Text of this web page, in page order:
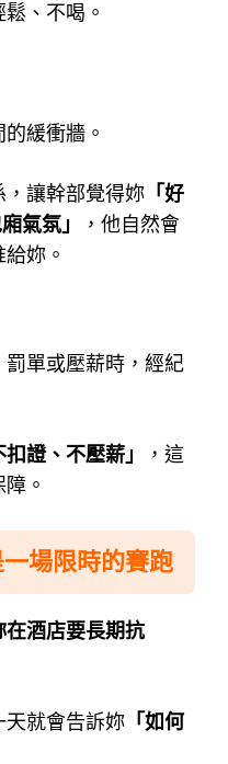
、不喝。
緩衝牆。
，讓幹部覺得妳 「好
氣氛」
，他自然會
給妳。
單或壓薪時，經紀
扣證、不壓薪」
，這
。
場限時的賽跑
在酒店要長期抗
天就會告訴妳 「如何